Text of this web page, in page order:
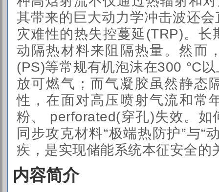
其带来的巨大动力学冲击波还
灾难性的热失控蔓延(TRP)。
动隔热材料来阻隔热量。然而
(PS)等常规有机泡沫在300 °C
放可燃气；而气凝胶虽然静态
性，在面对高压喷射气流和常
粉、 perforated(穿孔)失效。如
同步攻克材料“极端热防护”与“
疾，是实现储能系统本征安全的
内容简介